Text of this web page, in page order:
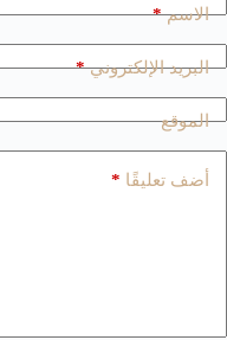
الاسم*
البريد الإلكتروني*
الموقع
أضف تعليقًا *